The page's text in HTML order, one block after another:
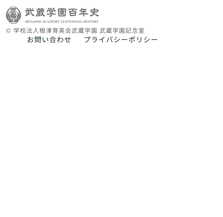
© 学校法人根津育英会武蔵学園 武蔵学園記念室
お問い合わせ プライバシーポリシー